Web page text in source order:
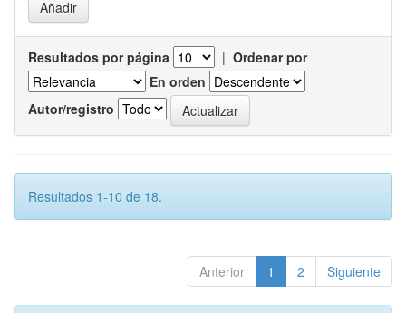
Resultados por página | Ordenar por
En orden
Autor/registro
Resultados 1-10 de 18.
Anterior 1 2 Siguiente